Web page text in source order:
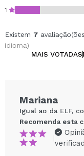
1
Existem 7
idioma)
MAIS VOTADAS
Mariana
Igual ao da ELF,
Recomenda esta
|